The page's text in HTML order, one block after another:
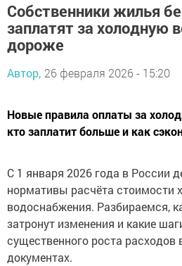
Собственники жилья
заплатят за холодную
дороже
Автор, 26 февраля 2026 - 15:20
Новые правила оплаты за
кто заплатит больше и как
С 1 января 2026 года в России
нормативы расчёта стоимости
водоснабжения. Разбираемся,
затронут изменения и какие
существенного роста расходов
документах.